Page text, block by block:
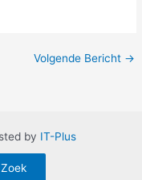
Volgende Bericht →
by IT-Plus
Zoek